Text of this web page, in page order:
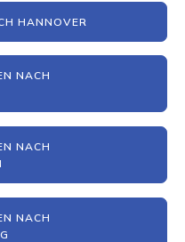
HANNOVER
NACH
NACH
NACH